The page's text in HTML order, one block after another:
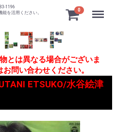
1196
を活用ください。
0 Menu
とは異なる場合がございま
問い合わせください。
ETSUKO/水谷絵津